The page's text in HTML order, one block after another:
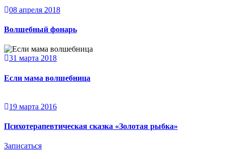
08 апреля 2018
Волшебный фонарь
31 марта 2018
Если мама волшебница
19 марта 2016
Психотерапевтическая сказка «Золотая рыбка»
Записаться